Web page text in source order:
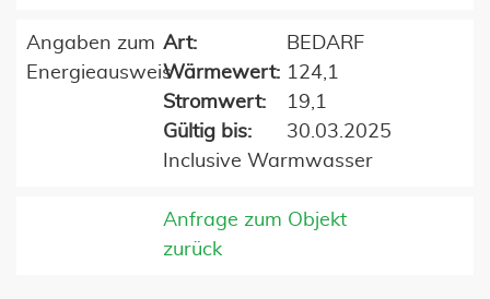
Angaben zum
Energieausweis
Art:
BEDARF
Wärmewert: 124,1
Stromwert:
19,1
Gültig bis:
30.03.2025
Inclusive Warmwasser
Anfrage zum Objekt
zurück